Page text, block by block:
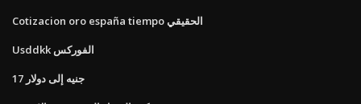
Cotizacion oro españa tiempo الحقيقي
Usddkk الفوركس
17 جنيه إلى دولار